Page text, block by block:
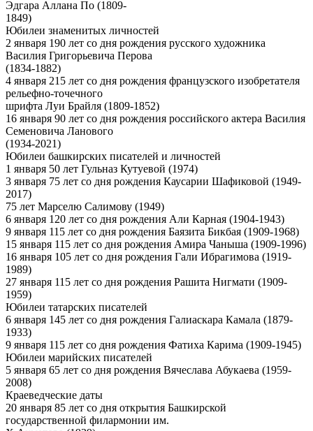
Эдгара Аллана По (1809-
1849)
Юбилеи знаменитых личностей
2 января 190 лет со дня рождения русского художника
Василия Григорьевича Перова
(1834-1882)
4 января 215 лет со дня рождения французского изобретателя
рельефно-точечного
шрифта Луи Брайля (1809-1852)
16 января 90 лет со дня рождения российского актера Василия
Семеновича Ланового
(1934-2021)
Юбилеи башкирских писателей и личностей
1 января 50 лет Гульназ Кутуевой (1974)
3 января 75 лет со дня рождения Каусарии Шафиковой (1949-
2017)
75 лет Марселю Салимову (1949)
6 января 120 лет со дня рождения Али Карная (1904-1943)
9 января 115 лет со дня рождения Баязита Бикбая (1909-1968)
15 января 115 лет со дня рождения Амира Чаныша (1909-1996)
16 января 105 лет со дня рождения Гали Ибрагимова (1919-
1989)
27 января 115 лет со дня рождения Рашита Нигмати (1909-
1959)
Юбилеи татарских писателей
6 января 145 лет со дня рождения Галиаскара Камала (1879-
1933)
9 января 115 лет со дня рождения Фатиха Карима (1909-1945)
Юбилеи марийских писателей
5 января 65 лет со дня рождения Вячеслава Абукаева (1959-
2008)
Краеведческие даты
20 января 85 лет со дня открытия Башкирской
государственной филармонии им.